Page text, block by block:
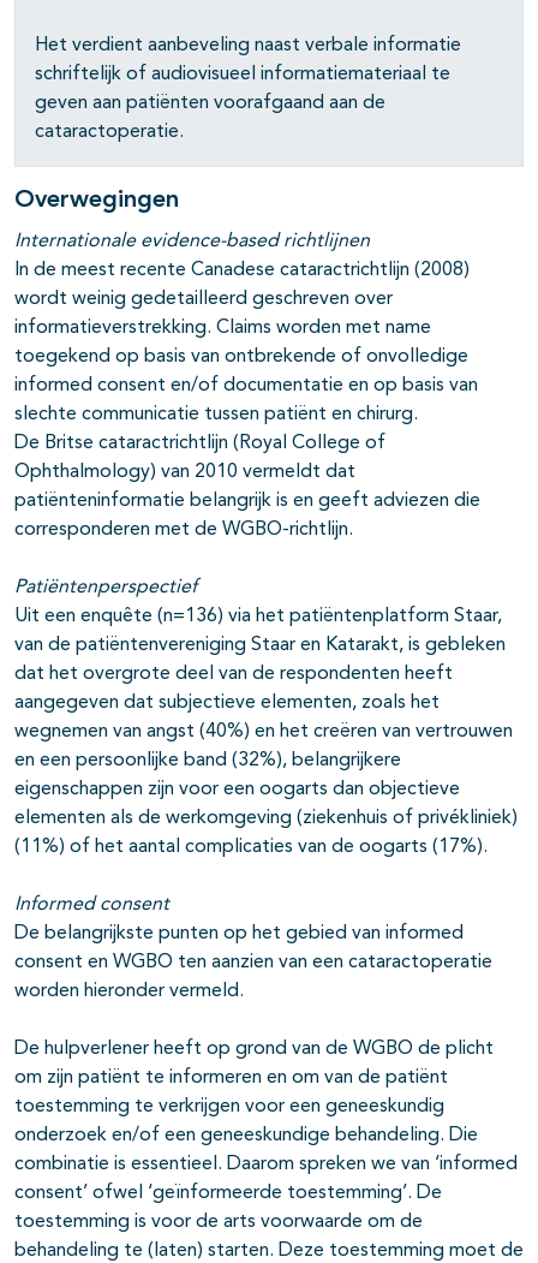
Het verdient aanbeveling naast verbale informatie
schriftelijk of audiovisueel informatiemateriaal te
geven aan patiënten voorafgaand aan de
cataractoperatie.
Overwegingen
Internationale evidence-based richtlijnen
In de meest recente Canadese cataractrichtlijn (2008)
wordt weinig gedetailleerd geschreven over
informatieverstrekking. Claims worden met name
toegekend op basis van ontbrekende of onvolledige
informed consent en/of documentatie en op basis van
slechte communicatie tussen patiënt en chirurg.
De Britse cataractrichtlijn (Royal College of
Ophthalmology) van 2010 vermeldt dat
patiënteninformatie belangrijk is en geeft adviezen die
corresponderen met de WGBO-richtlijn.
Patiëntenperspectief
Uit een enquête (n=136) via het patiëntenplatform Staar,
van de patiëntenvereniging Staar en Katarakt, is gebleken
dat het overgrote deel van de respondenten heeft
aangegeven dat subjectieve elementen, zoals het
wegnemen van angst (40%) en het creëren van vertrouwen
en een persoonlijke band (32%), belangrijkere
eigenschappen zijn voor een oogarts dan objectieve
elementen als de werkomgeving (ziekenhuis of privékliniek)
(11%) of het aantal complicaties van de oogarts (17%).
Informed consent
De belangrijkste punten op het gebied van informed
consent en WGBO ten aanzien van een cataractoperatie
worden hieronder vermeld.
De hulpverlener heeft op grond van de WGBO de plicht
om zijn patiënt te informeren en om van de patiënt
toestemming te verkrijgen voor een geneeskundig
onderzoek en/of een geneeskundige behandeling. Die
combinatie is essentieel. Daarom spreken we van ‘informed
consent’ ofwel ‘geïnformeerde toestemming’. De
toestemming is voor de arts voorwaarde om de
behandeling te (laten) starten. Deze toestemming moet de